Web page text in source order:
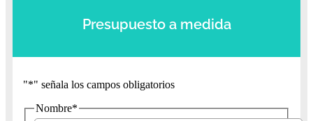
Presupuesto a medida
"*" señala los campos obligatorios
Nombre*